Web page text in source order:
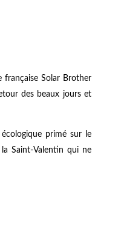
française Solar Brother
des beaux jours et
primé sur le
Saint-Valentin qui ne